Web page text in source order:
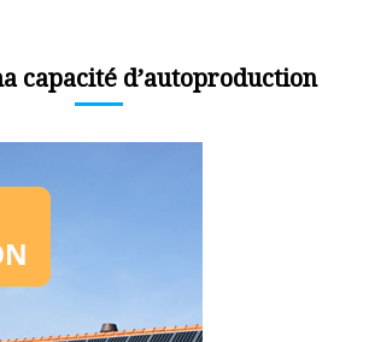
capacité d’autoproduction